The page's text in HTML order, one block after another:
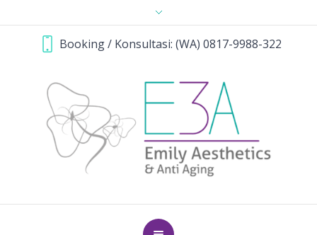
Booking / Konsultasi: (WA) 0817-9988-322